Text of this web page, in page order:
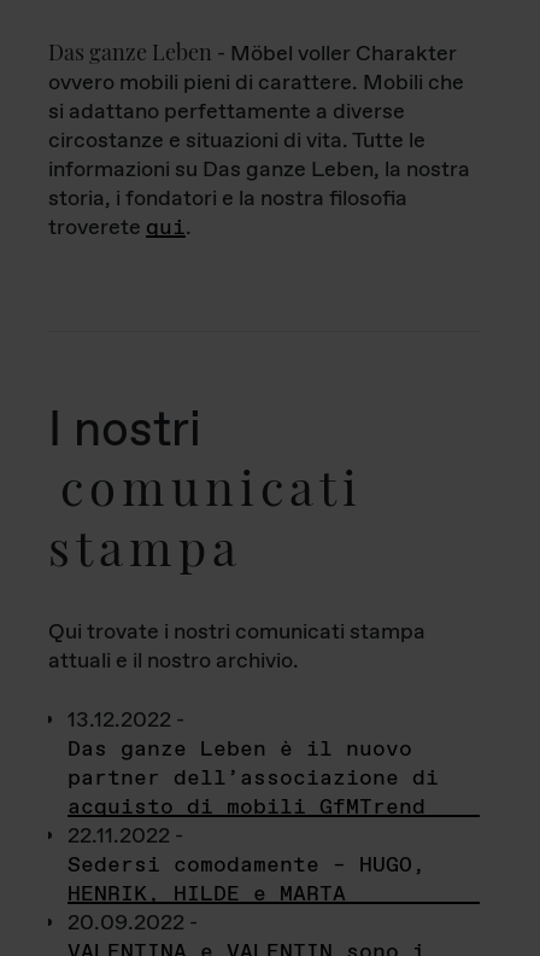
Das ganze Leben - Möbel voller Charakter
ovvero mobili pieni di carattere. Mobili che
si adattano perfettamente a diverse
circostanze e situazioni di vita. Tutte le
informazioni su Das ganze Leben, la nostra
storia, i fondatori e la nostra filosofia
troverete qui.
I nostri
comunicati
stampa
Qui trovate i nostri comunicati stampa
attuali e il nostro archivio.
13.12.2022 -
Das ganze Leben è il nuovo
partner dell’associazione di
acquisto di mobili GfMTrend
22.11.2022 -
Sedersi comodamente – HUGO,
HENRIK, HILDE e MARTA
20.09.2022 -